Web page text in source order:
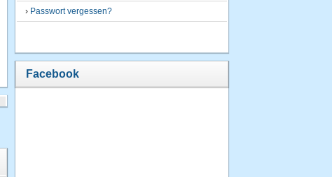
› Passwort vergessen?
Facebook